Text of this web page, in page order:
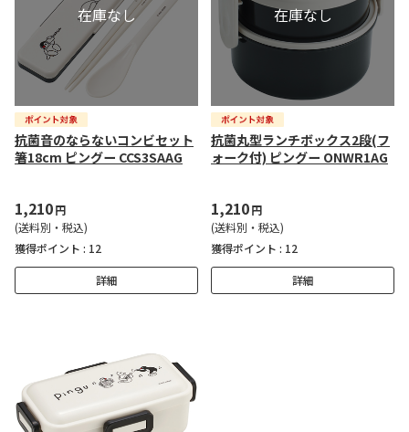
抗菌音のならないコンビセット
箸18cm ピングー CCS3SAAG
1,210円
(送料別・税込)
獲得ポイント : 12
詳細
抗菌丸型ランチボックス2段(フ
ォーク付) ピングー ONWR1AG
1,210円
(送料別・税込)
獲得ポイント : 12
詳細